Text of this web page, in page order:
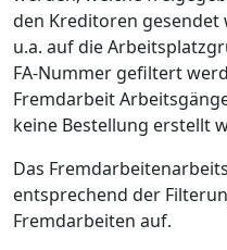
den Kreditoren gesendet
u.a. auf die
FA-Nummer gefiltert
Fremdarbeit
keine Bestellung erstellt
Das
entsprechend der
Fremdarbeiten auf.